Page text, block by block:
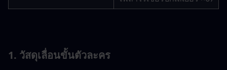
1. วัสดุเลื่อนขั้นตัวละคร